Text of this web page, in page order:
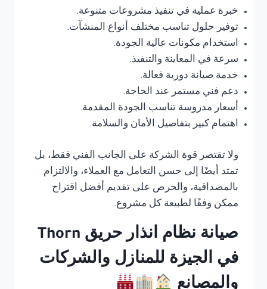
خبرة عملية في تنفيذ مشروعات متنوعة.
توفير حلول تناسب مختلف أنواع المنشآت.
استخدام مكونات عالية الجودة.
سرعة في المعاينة والتنفيذ.
خدمة صيانة دورية فعالة.
دعم فني مستمر عند الحاجة.
أسعار مدروسة تناسب الجودة المقدمة.
اهتمام كبير بتفاصيل الأمان والسلامة.
ولا تقتصر قوة الشركة على الجانب الفني فقط، بل
تمتد أيضًا إلى حسن التعامل مع العملاء، والالتزام
بالمصداقية، والحرص على تقديم أفضل اقتراح
ممكن وفقًا لطبيعة كل مشروع.
صيانة نظام انذار حريق Thorn
في الجيزة للمنازل والشركات
والمصانع